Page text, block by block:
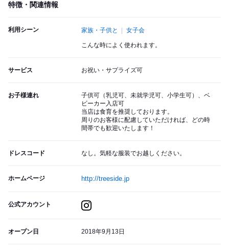
特徴・関連情報
利用シーン 家族・子供と 女子会
こんな時によく使われます。
サービス お祝い・サプライズ可
お子様連れ
子供可（乳児可、未就学児可、小学生可）、ベ
ビーカー入店可
当店は食育を推奨しております。
周りのお客様に配慮していただければ、どの時
間帯でも歓迎いたします！
ドレスコード なし。気軽な服装でお越しください。
ホームページ http://treeside.jp
公式アカウント
オープン日 2018年9月13日